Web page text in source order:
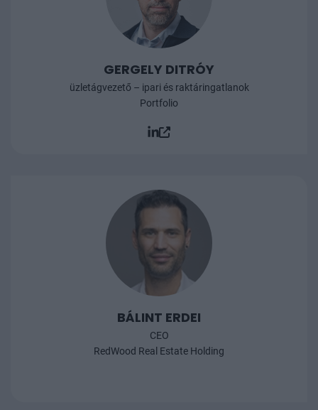
GERGELY DITRÓY
üzletágvezető – ipari és raktáringatlanok
Portfolio
BÁLINT ERDEI
CEO
RedWood Real Estate Holding